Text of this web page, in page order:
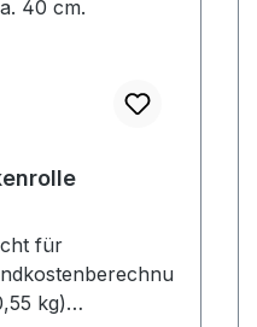
für
kg)